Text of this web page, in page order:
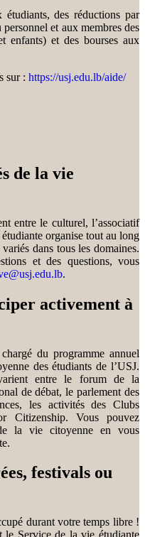
des réductions par
et aux membres des
enfants) et des bourses aux
sur : https://usj.edu.lb/aide/
de la vie
entre le culturel, l’associatif
organise tout au long
dans tous les domaines.
et des questions, vous
.
activement à
du programme annuel
des étudiants de l’USJ.
entre le forum de la
de débat, le parlement des
les activités des Clubs
Citizenship. Vous pouvez
la vie citoyenne en vous
festivals ou
durant votre temps libre !